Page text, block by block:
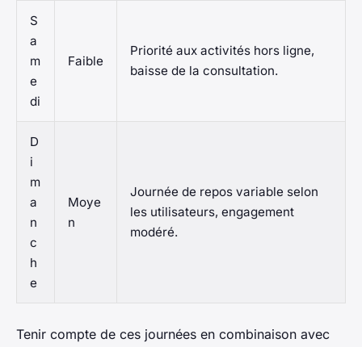
S
a
m
e
di
Faible
Priorité aux activités hors ligne,
baisse de la consultation.
D
i
m
a
n
c
h
e
Moye
n
Journée de repos variable selon
les utilisateurs, engagement
modéré.
Tenir compte de ces journées en combinaison avec